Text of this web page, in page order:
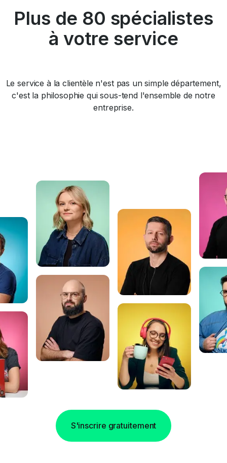
Plus de 80 spécialistes
à votre service
Le service à la clientèle n'est pas un simple département,
c'est la philosophie qui sous-tend l'ensemble de notre
entreprise.
S'inscrire gratuitement